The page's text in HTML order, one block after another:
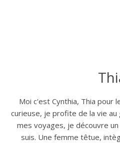
Moi c'est Cynthia, Thia pour
curieuse, je profite de la vie au
mes voyages, je découvre
suis. Une femme têtue,